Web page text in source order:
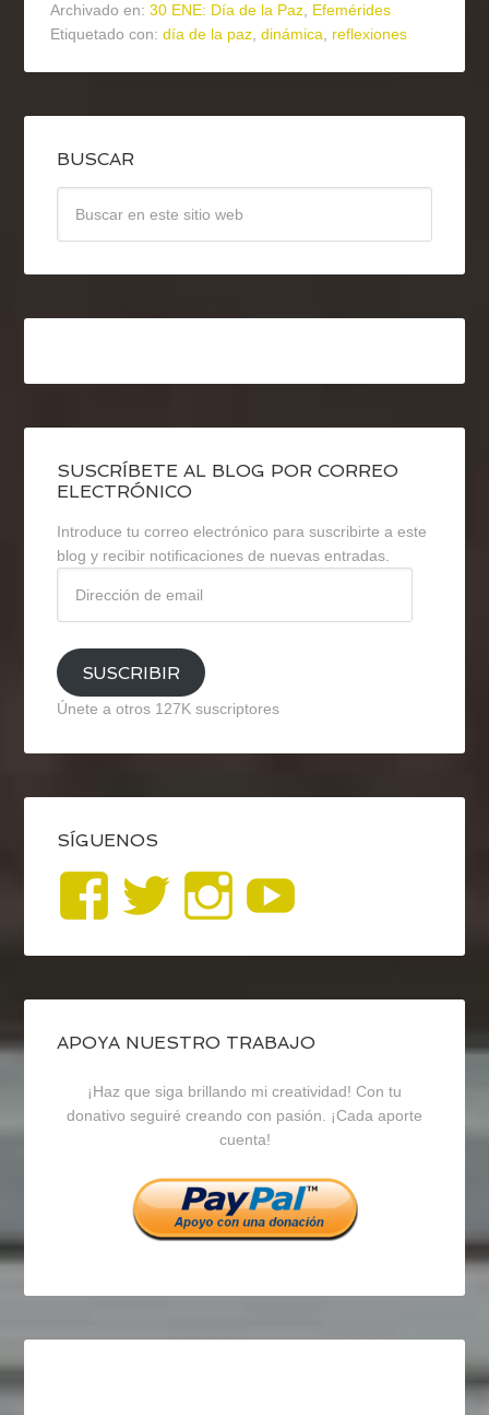
Archivado en:30 ENE: Día de la Paz, Efemérides
Etiquetado con:día de la paz,dinámica, reflexiones
BUSCAR
SUSCRÍBETE AL BLOG POR CORREO
ELECTRÓNICO
Introduce tu correo electrónico para suscribirte a este
blog y recibir notificaciones de nuevas entradas.
email
SUSCRIBIR
Únete a otros 127K suscriptores
SÍGUENOS
Ver
perfil
de
blogrecursosep
en
Facebook
Ver
perfil
de
recursosep
en
Twitter
Ver
perfil
de
recursosep
en
Instagram
APOYA NUESTRO TRABAJO
¡Haz que siga brillando mi creatividad! Con tu
donativo seguiré creando con pasión. ¡Cada aporte
cuenta!